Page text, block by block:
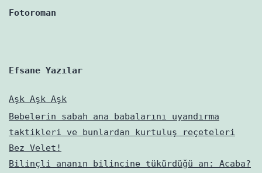
varmış?
Fotoroman
Efsane Yazılar
Aşk Aşk Aşk
Bebelerin sabah ana babalarını uyandırma
taktikleri ve bunlardan kurtuluş reçeteleri
Bez Velet!
Bilinçli ananın bilincine tükürdüğü an: Acaba?